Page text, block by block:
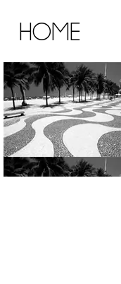
HOME